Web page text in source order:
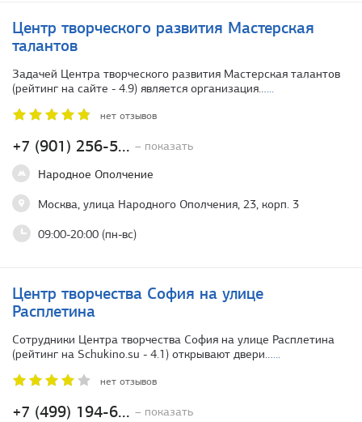
Центр творческого развития Мастерская
талантов
+7 (901) 256-5... – показать
Народное Ополчение
Москва, улица Народного Ополчения, 23, корп. 3
09:00-20:00 (пн-вс)
Задачей Центра творческого развития Мастерская талантов
(рейтинг на сайте - 4.9) является организация…...
нет отзывов
Центр творчества София на улице
Расплетина
+7 (499) 194-6... – показать
Сотрудники Центра творчества София на улице Расплетина
(рейтинг на Schukino.su - 4.1) открывают двери…...
нет отзывов